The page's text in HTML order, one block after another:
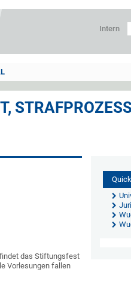
Intern
das Stiftungsfest
Vorlesungen fallen